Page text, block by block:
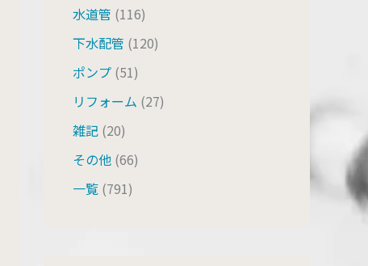
水道管 (116)
下水配管 (120)
ポンプ (51)
リフォーム (27)
雑記 (20)
その他 (66)
一覧 (791)